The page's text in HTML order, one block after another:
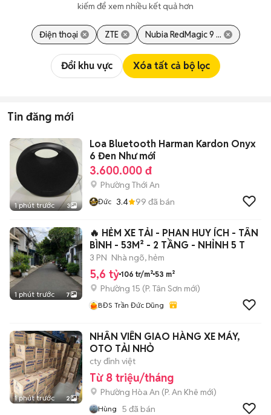
kiếm để xem nhiều kết quả hơn
Điện thoại ZTE Nubia RedMagic 9 ...
Đổi khu vực Xóa tất cả bộ lọc
Tin đăng mới
1 phút trước 3
Loa Bluetooth Harman Kardon Onyx
6 Đen Như mới
3.600.000 đ
Phường Thới An
Đức 3.4 99 đã bán
1 phút trước 7
🔥 HẺM XE TẢI - PHAN HUY ÍCH - TÂN
BÌNH - 53M² - 2 TẦNG - NHỈNH 5 T
3 PN Nhà ngõ, hẻm
5,6 tỷ 106 tr/m² 53 m²
Phường 15 (P. Tân Sơn mới)
BĐS Trần Đức Dũng
1 phút trước 2
NHÂN VIÊN GIAO HÀNG XE MÁY,
OTO TẢI NHỎ
cty đỉnh việt
Từ 8 triệu/tháng
Phường Hòa An (P. An Khê mới)
Hùng 5 đã bán